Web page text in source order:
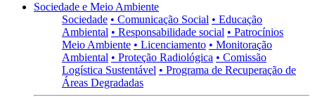
Sociedade e Meio Ambiente
Sociedade • Comunicação Social • Educação
Ambiental • Responsabilidade social • Patrocínios
Meio Ambiente • Licenciamento • Monitoração
Ambiental • Proteção Radiológica • Comissão
Logística Sustentável • Programa de Recuperação de
Áreas Degradadas